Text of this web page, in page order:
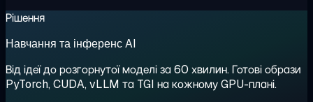
Рішення
Навчання та інференс AI
Від ідеї до розгорнутої моделі за 60 хвилин. Готові образи
PyTorch, CUDA, vLLM та TGI на кожному GPU-плані.